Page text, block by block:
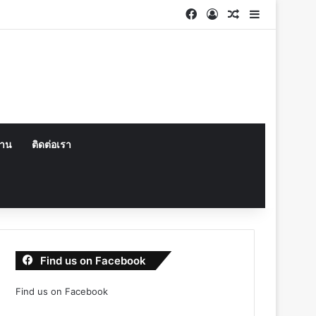
Facebook
Log InRandom
Sidebar
น ติดต่อเรา
Find us on Facebook
Find us on Facebook